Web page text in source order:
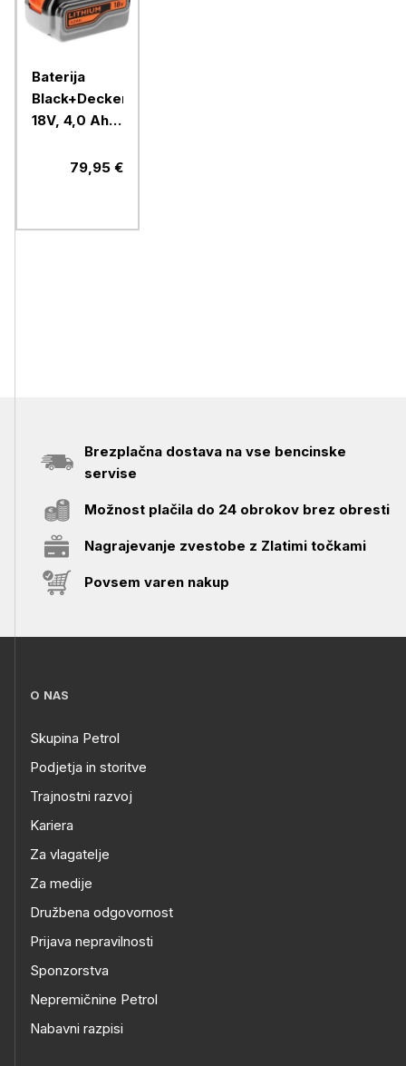
Baterija
Black+Decker,
18V, 4,0 Ah,
79,95 €
Brezplačna dostava na vse bencinske
servise
Možnost plačila do 24 obrokov brez obresti
Nagrajevanje zvestobe z Zlatimi točkami
Povsem varen nakup
O NAS
Skupina Petrol
Podjetja in storitve
Trajnostni razvoj
Kariera
Za vlagatelje
Za medije
Družbena odgovornost
Prijava nepravilnosti
Sponzorstva
Nepremičnine Petrol
Nabavni razpisi